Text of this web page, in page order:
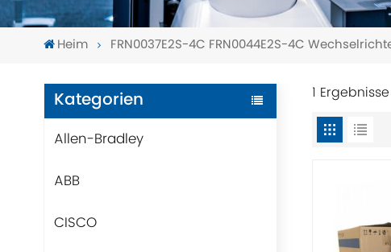
Heim FRN0037E2S-4C FRN0044E2S-4C
Kategorien
Allen-Bradley
ABB
CISCO
1